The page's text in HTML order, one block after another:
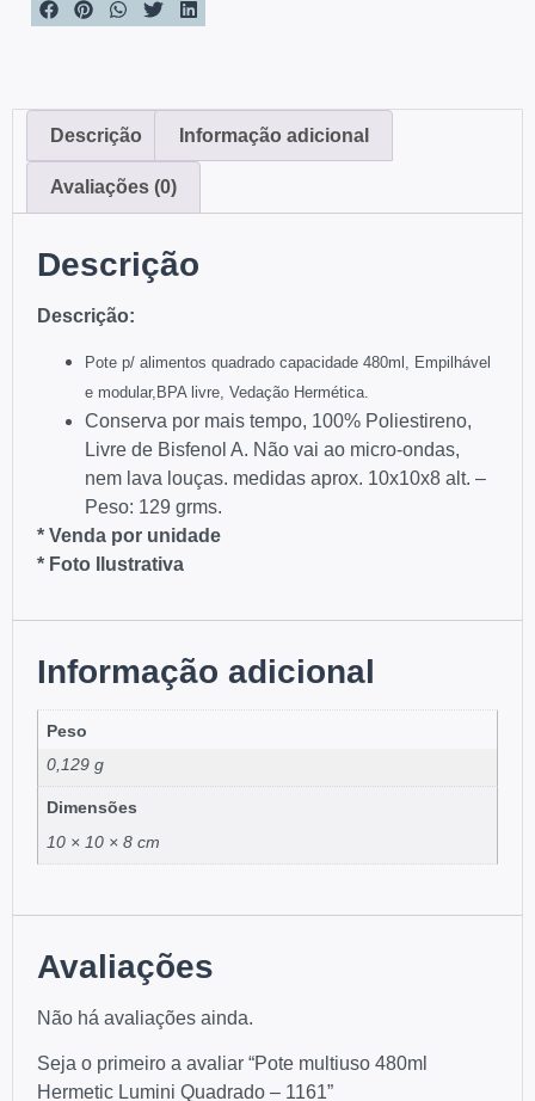
Descrição Informação adicional
Avaliações (0)
Descrição
Descrição:
Pote p/ alimentos quadrado capacidade 480ml, Empilhável
e modular, BPA livre, Vedação Hermética.
Conserva por mais tempo, 100% Poliestireno,
Livre de Bisfenol A. Não vai ao micro-ondas,
nem lava louças. medidas aprox. 10x10x8 alt. –
Peso: 129 grms.
* Venda por unidade
* Foto Ilustrativa
Informação adicional
Peso
0,129 g
Dimensões
10 × 10 × 8 cm
Avaliações
Não há avaliações ainda.
Seja o primeiro a avaliar “Pote multiuso 480ml
Hermetic Lumini Quadrado – 1161”